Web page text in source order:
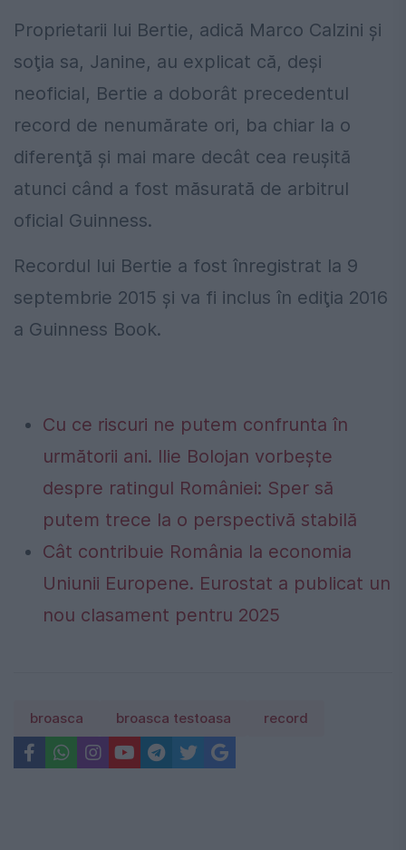
Proprietarii lui Bertie, adică Marco Calzini şi
soţia sa, Janine, au explicat că, deşi
neoficial, Bertie a doborât precedentul
record de nenumărate ori, ba chiar la o
diferenţă şi mai mare decât cea reuşită
atunci când a fost măsurată de arbitrul
oficial Guinness.
Recordul lui Bertie a fost înregistrat la 9
septembrie 2015 şi va fi inclus în ediţia 2016
a Guinness Book.
Cu ce riscuri ne putem confrunta în
următorii ani. Ilie Bolojan vorbește
despre ratingul României: Sper să
putem trece la o perspectivă stabilă
Cât contribuie România la economia
Uniunii Europene. Eurostat a publicat un
nou clasament pentru 2025
broasca broasca testoasa record